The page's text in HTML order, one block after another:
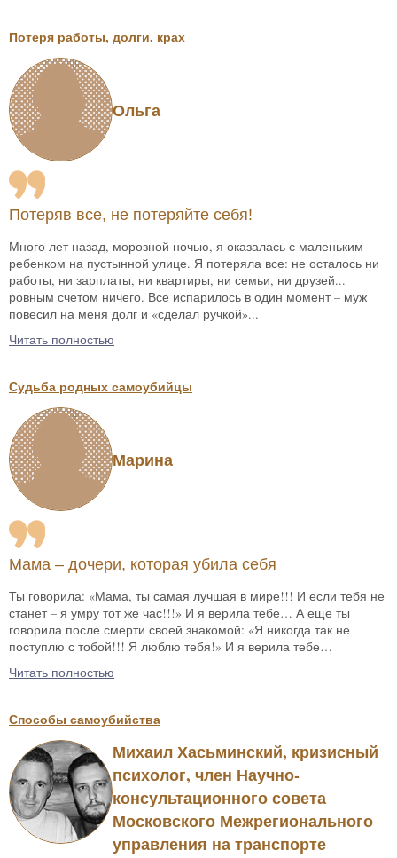
Потеря работы, долги, крах
Ольга
Потеряв все, не потеряйте себя!
Много лет назад, морозной ночью, я оказалась с маленьким
ребенком на пустынной улице. Я потеряла все: не осталось ни
работы, ни зарплаты, ни квартиры, ни семьи, ни друзей...
ровным счетом ничего. Все испарилось в один момент – муж
повесил на меня долг и «сделал ручкой»...
Читать полностью
Судьба родных самоубийцы
Марина
Мама – дочери, которая убила себя
Ты говорила: «Мама, ты самая лучшая в мире!!! И если тебя не
станет – я умру тот же час!!!» И я верила тебе… А еще ты
говорила после смерти своей знакомой: «Я никогда так не
поступлю с тобой!!! Я люблю тебя!» И я верила тебе…
Читать полностью
Способы самоубийства
Михаил Хасьминский, кризисный
психолог, член Научно-
консультационного совета
Московского Межрегионального
управления на транспорте